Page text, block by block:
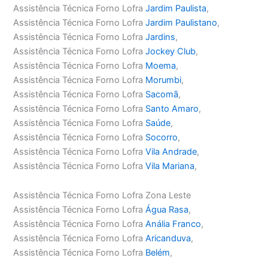
Assistência Técnica Forno LofraJardim Paulista,
Assistência Técnica Forno LofraJardim Paulistano,
Assistência Técnica Forno LofraJardins,
Assistência Técnica Forno LofraJockey Club,
Assistência Técnica Forno Lofra Moema,
Assistência Técnica Forno Lofra Morumbi,
Assistência Técnica Forno Lofra Sacomã,
Assistência Técnica Forno Lofra Santo Amaro,
Assistência Técnica Forno Lofra Saúde,
Assistência Técnica Forno Lofra Socorro,
Assistência Técnica Forno LofraVila Andrade,
Assistência Técnica Forno LofraVila Mariana,
Assistência Técnica Forno Lofra Zona Leste
Assistência Técnica Forno LofraÁgua Rasa,
Assistência Técnica Forno LofraAnália Franco,
Assistência Técnica Forno LofraAricanduva,
Assistência Técnica Forno Lofra Belém,